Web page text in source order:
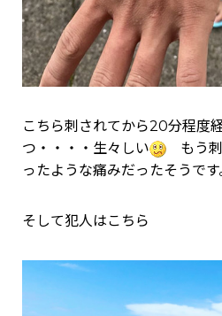
こちら刺されてから20分程度
つ・・・・生々しい
もう刺
ったような痛みだったそうです
そして犯人はこちら